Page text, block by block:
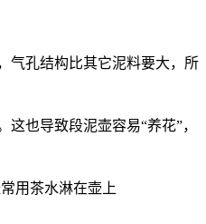
气孔结构比其它泥料要大，所
也导致段泥壶容易“养花”，
用茶水淋在壶上